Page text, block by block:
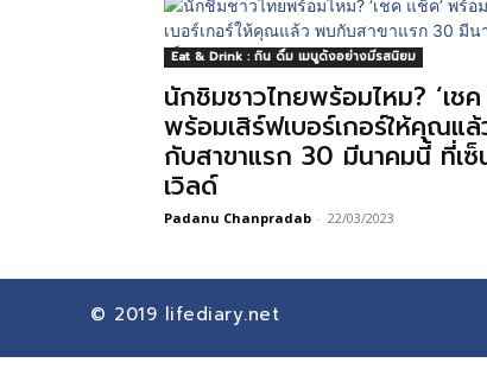
Eat & Drink : กิน ดื่ม เมนูดังอย่างมีรสนิยม
นักชิมชาวไทยพร้อมไหม? ‘เชค
พร้อมเสิร์ฟเบอร์เกอร์ให้คุณแ
กับสาขาแรก 30 มีนาคมนี้ ที่เซ็
เวิลด์
Padanu Chanpradab - 22/03/2023
© 2019 lifediary.net